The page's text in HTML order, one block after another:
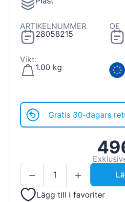
ARTIKELNUMMER
28058215
OE
Vikt:
1.00 kg
Gratis 30-dagars
Lägg till i favoriter